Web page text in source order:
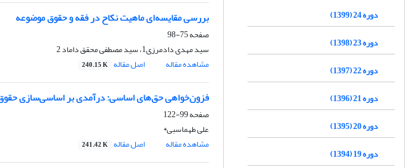
بررسی مقایسه‌ای ماهیت نکاح در فقه و حقوق موضوعه
صفحه75-98
سید مهدی دادمرزی1، سید مصطفی محقق داماد 2
مشاهده مقاله
اصل مقاله 240.15 K
فزون‌خواهی حق‌های اساسی: درآمدی بر اساسی‌سازی
صفحه99-122
علی طهماسبی*
مشاهده مقاله
اصل مقاله 241.42 K
دوره 24 (1399)
دوره 23 (1398)
دوره 22 (1397)
دوره 21 (1396)
دوره 20 (1395)
دوره 19 (1394)